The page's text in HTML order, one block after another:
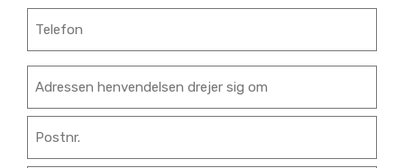
Telefon
Adresse